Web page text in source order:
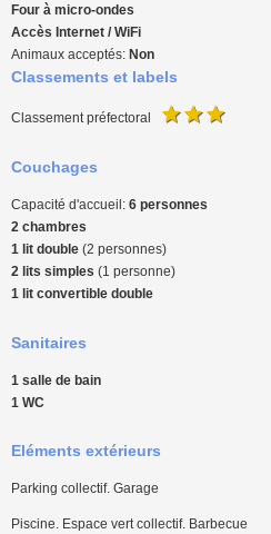
Four à micro-ondes
Accès Internet / WiFi
Animaux acceptés: Non
Classements et labels
Classement préfectoral
Couchages
Capacité d'accueil: 6 personnes
2 chambres
1 lit double (2 personnes)
2 lits simples (1 personne)
1 lit convertible double
Sanitaires
1 salle de bain
1 WC
Eléments extérieurs
Parking collectif. Garage
Piscine. Espace vert collectif. Barbecue